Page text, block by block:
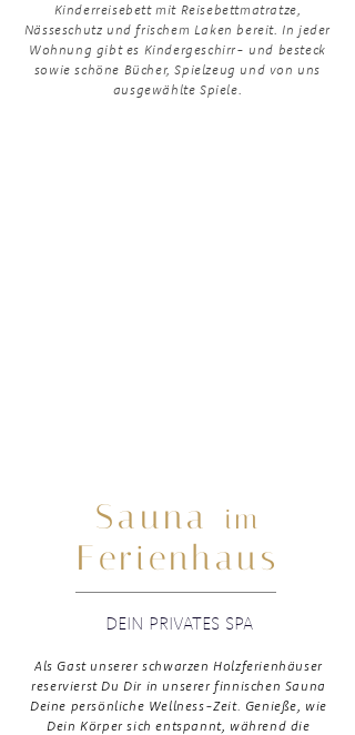
Kinderreisebett mit Reisebettmatratze,
Nässeschutz und frischem Laken bereit. In jeder
Wohnung gibt es Kindergeschirr- und besteck
sowie schöne Bücher, Spielzeug und von uns
ausgewählte Spiele.
Sauna im
Ferienhaus
DEIN PRIVATES SPA
Als Gast unserer schwarzen Holzferienhäuser
reservierst Du Dir in unserer finnischen Sauna
Deine persönliche Wellness-Zeit. Genieße, wie
Dein Körper sich entspannt, während die